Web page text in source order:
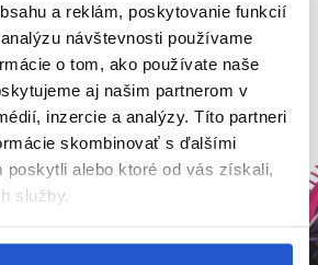
a reklám, poskytovanie funkcií
návštevnosti používame
o tom, ako používate naše
aj našim partnerom v
inzercie a analýzy. Títo partneri
skombinovať s ďalšími
poskytli alebo ktoré od vás získali,
služby.